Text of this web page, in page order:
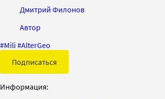
Дмитрий Филонов
Автор
#Mili #AlterGeo
Подписаться
Информация: